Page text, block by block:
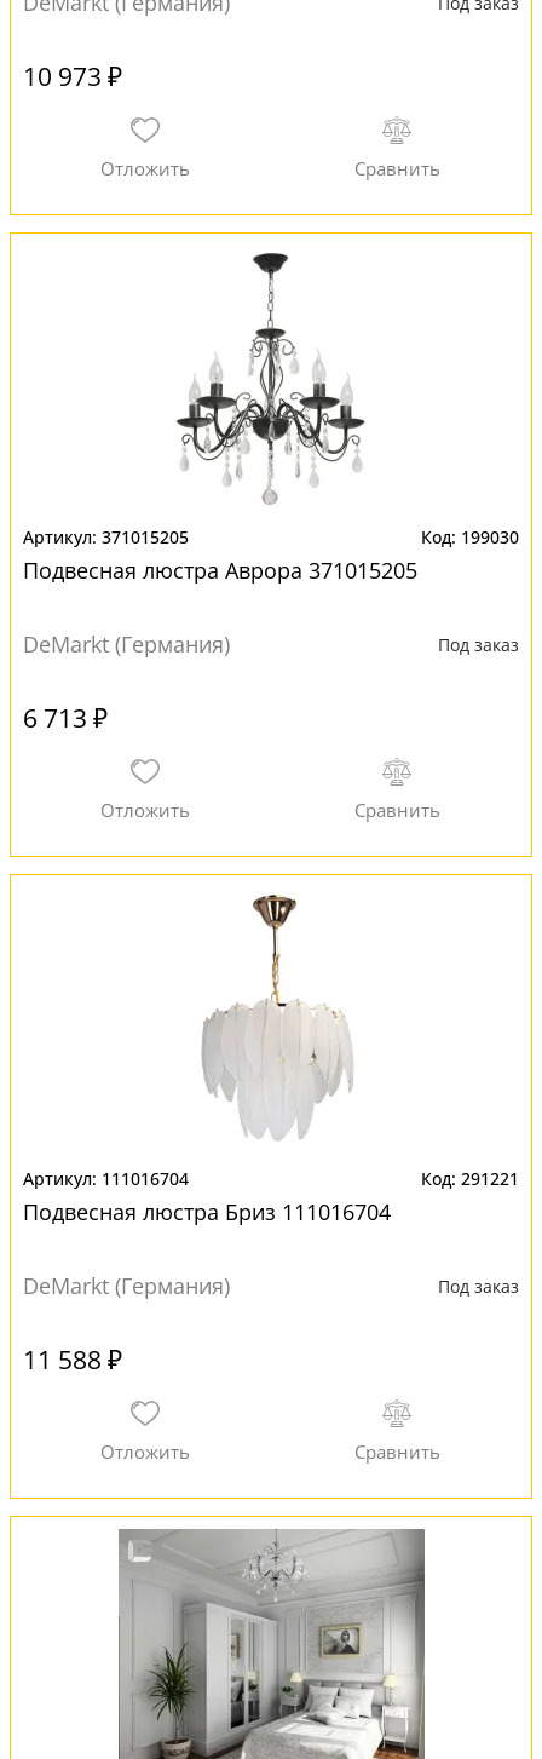
10 973 ₽
371015205 199030
Подвесная люстра Аврора 371015205
DeMarkt (Германия) Под заказ
6 713 ₽
111016704 291221
Подвесная люстра Бриз 111016704
DeMarkt (Германия) Под заказ
11 588 ₽